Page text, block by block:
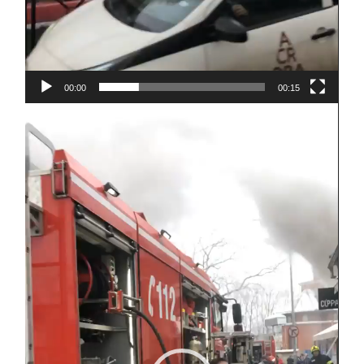
00:00 00:15
video